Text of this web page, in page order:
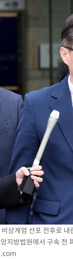
원 많은 비[내일날씨]
자…"AI 메모리 수요 선
이잔 투란VC 입단
…한국 축구 '5승 2무'
798.81마감
내린 6258.77에 마쳐
원 마감
년 이후 첫 40도
용해 前교정본부장 기
공분에 수사 재개"
대밭' 된 축구협회
태유 서울대 공대 교수
오·서범수 징계 절차
무역총액
도 징역 3년
유병호 구속기소
명 발생 1850명 사망
상계엄 선포 전후로
지방법원에서 구속